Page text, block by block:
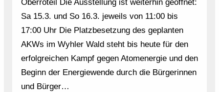
Oberroteil Die Ausstellung ist weiterhin geöffnet:
Sa 15.3. und So 16.3. jeweils von 11:00 bis
17:00 Uhr Die Platzbesetzung des geplanten
AKWs im Wyhler Wald steht bis heute für den
erfolgreichen Kampf gegen Atomenergie und den
Beginn der Energiewende durch die Bürgerinnen
und Bürger…